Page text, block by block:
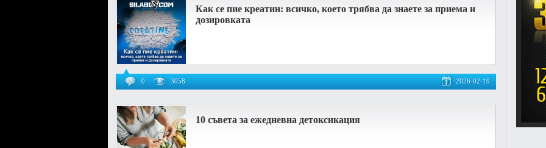
Как се пие креатин: всичко, което трябва да знаете за приема и
дозировката
0 3058 2026-02-19
10 съвета за ежедневна детоксикация